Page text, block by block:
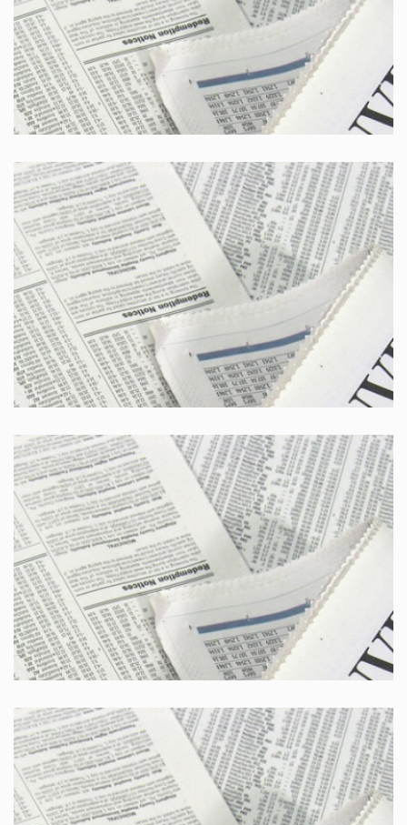
Corriere della sera
Il giorno
Brescia Oggi